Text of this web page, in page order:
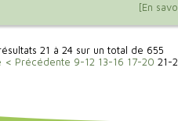
[En
21 à 24 sur un total de 655
< Précédente 9-12 13-16 17-20 21-